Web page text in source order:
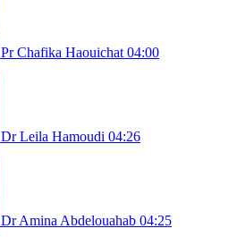
Pr Chafika Haouichat 04:00
Dr Leila Hamoudi 04:26
Dr Amina Abdelouahab 04:25